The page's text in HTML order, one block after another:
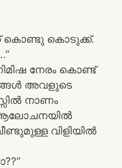
കൊണ്ടു കൊടുക്ക്.
നേരം കൊണ്ട്
അവളുടെ
നാണം
ആലോചനയിൽ
വിളിയിൽ